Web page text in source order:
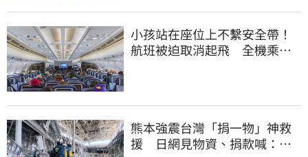
小孩站在座位上不繫安全帶！
航班被迫取消起飛 全機乘客
熊本強震台灣「捐一物」神救
援 日網見物資、捐款喊：給